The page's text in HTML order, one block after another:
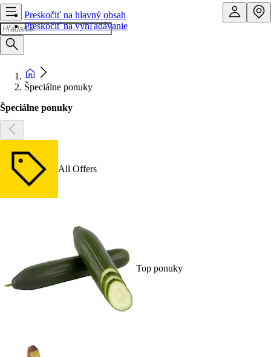
Preskočiť na hlavný obsah
Preskočiť na vyhľadávanie
Špeciálne ponuky
Špeciálne ponuky
All Offers
Top ponuky